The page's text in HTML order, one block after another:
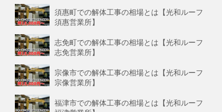
須惠町での解体工事の相場とは【光和ルーフ
須惠営業所】
志免町での解体工事の相場とは【光和ルーフ
志免営業所】
宗像市での解体工事の相場とは【光和ルーフ
宗像営業所】
福津市での解体工事の相場とは【光和ルーフ